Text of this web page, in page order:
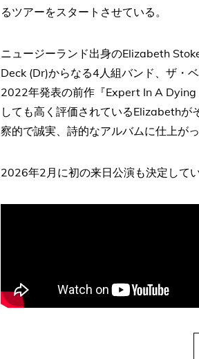
るツアーをスタートさせている。
ニュージーランド出身のElizabeth
Deck (Dr)からなる4人組バンド、ザ・
2022年発表の前作『Expert In A Dying
しても高く評価されているElizabethが
察的で誠実、詩的なアルバムに仕上がっ
2026年2月に初の来日公演も決定して